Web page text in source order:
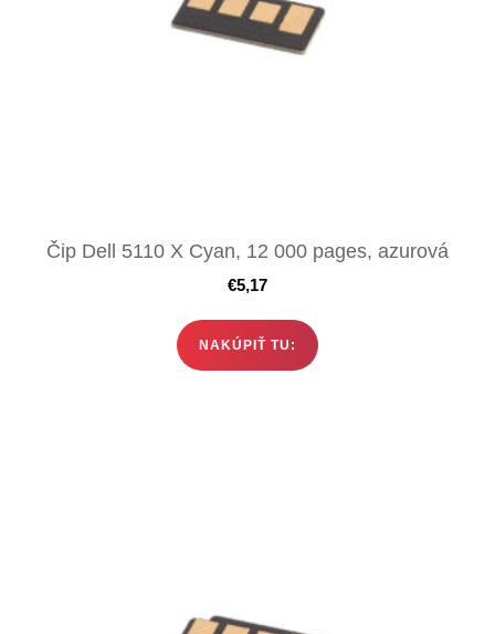
Čip Dell 5110 X Cyan, 12 000 pages, azurová
€5,17
NAKÚPIŤ TU: